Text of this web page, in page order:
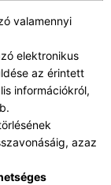
valamennyi
elektronikus
az érintett
információkról,
azaz